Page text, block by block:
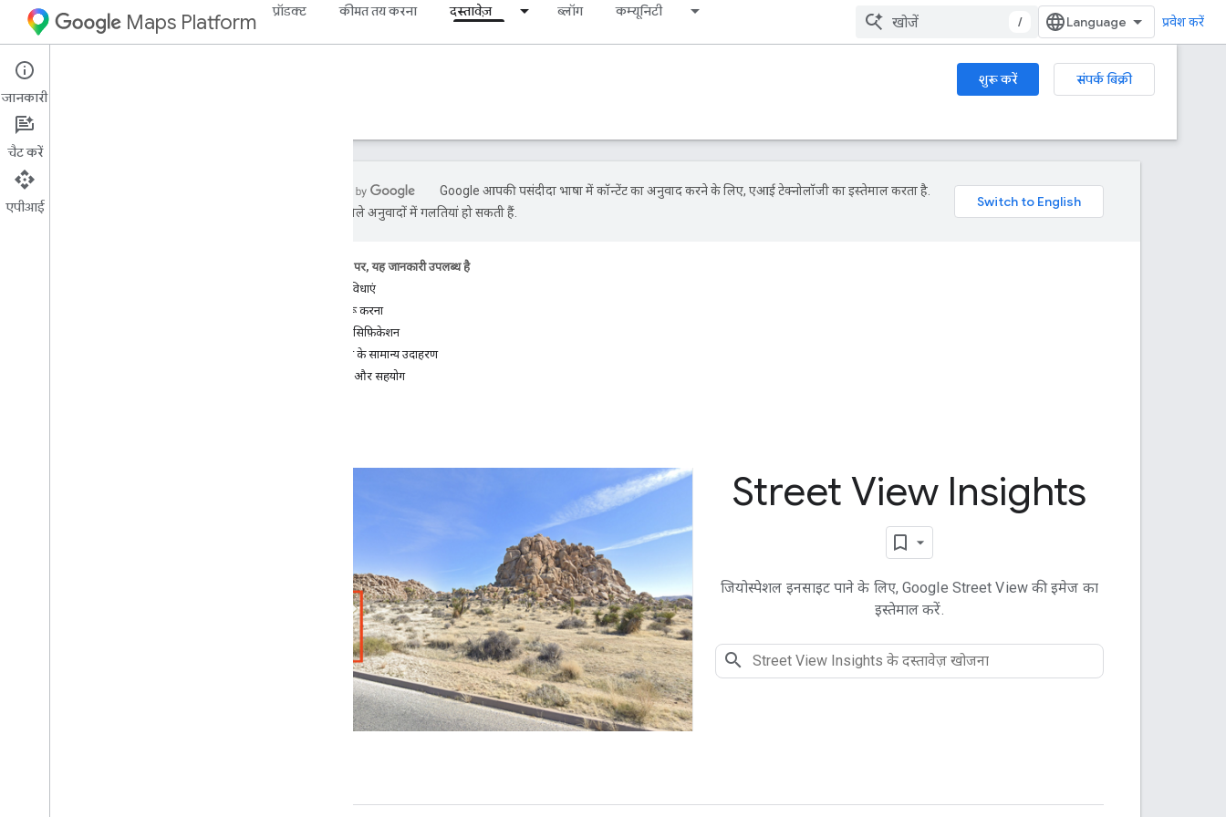
Maps Platform प्रॉडक्ट कीमत तय करना दस्तावेज़ ब्लॉग कम्यूनिटी
/ प्रवेश करें
Street View Insights शुरू करें
संपर्क बिक्री
गाइड
Google आपकी पसंदीदा भाषा में कॉन्टेंट का अनुवाद करने के लिए, एआई टेक्नोलॉजी का इस्तेमाल करता है.
एआई से मिले अनुवादों में गलतियां हो सकती हैं.
इस पेज पर, यह जानकारी उपलब्ध है
मुख्य सुविधाएं
तुरंत शुरू करना
मुख्य स्पेसिफ़िकेशन
इस्तेमाल के सामान्य उदाहरण
सहायता और सहयोग
Street View Insights
जियोस्पेशल इनसाइट पाने के लिए, Google Street View की इमेज का
इस्तेमाल करें.
जानकारी
चैट करें
एपीआई